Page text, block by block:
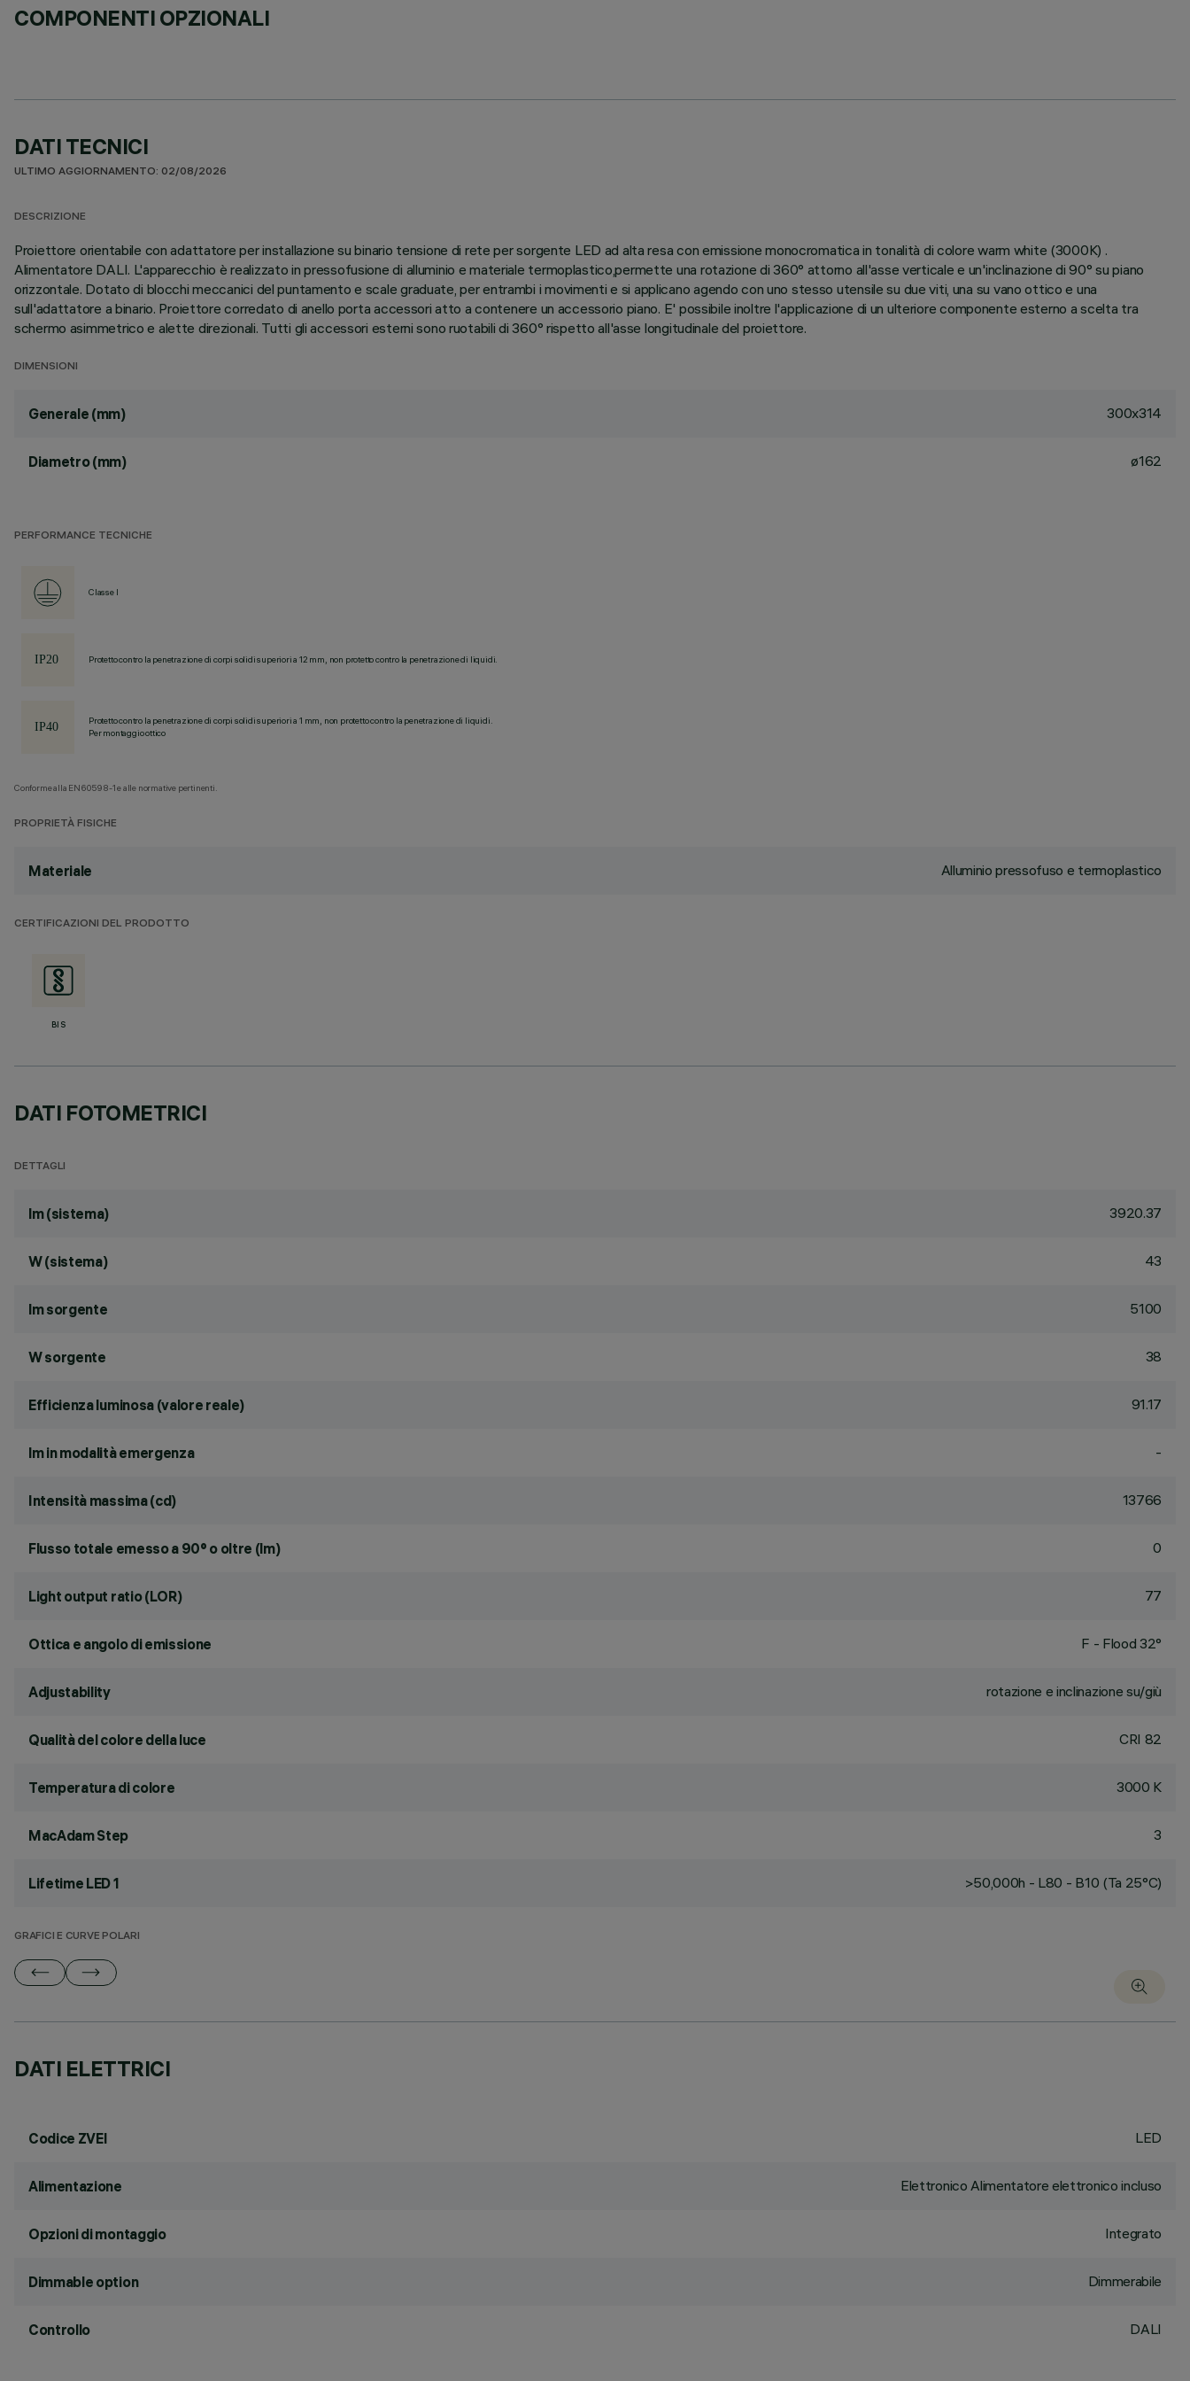
COMPONENTI OPZIONALI
DATI TECNICI
ULTIMO AGGIORNAMENTO: 02/08/2026
DESCRIZIONE
Proiettore orientabile con adattatore per installazione su binario tensione di rete per sorgente LED ad alta resa con emissione monocromatica in tonalità di colore warm white (3000K) .
Alimentatore DALI. L'apparecchio è realizzato in pressofusione di alluminio e materiale termoplastico,permette una rotazione di 360° attorno all'asse verticale e un'inclinazione di 90° su piano
orizzontale. Dotato di blocchi meccanici del puntamento e scale graduate, per entrambi i movimenti e si applicano agendo con uno stesso utensile su due viti, una su vano ottico e una
sull'adattatore a binario. Proiettore corredato di anello porta accessori atto a contenere un accessorio piano. E' possibile inoltre l'applicazione di un ulteriore componente esterno a scelta tra
schermo asimmetrico e alette direzionali. Tutti gli accessori esterni sono ruotabili di 360° rispetto all'asse longitudinale del proiettore.
DIMENSIONI
Generale (mm) 300x314
Diametro (mm) ø162
PERFORMANCE TECNICHE
Classe I
Protetto contro la penetrazione di corpi solidi superiori a 12 mm, non protetto contro la penetrazione di liquidi.
Protetto contro la penetrazione di corpi solidi superiori a 1 mm, non protetto contro la penetrazione di liquidi.
Per montaggio ottico
Conforme alla EN60598-1 e alle normative pertinenti.
PROPRIETÀ FISICHE
Materiale Alluminio pressofuso e termoplastico
CERTIFICAZIONI DEL PRODOTTO
BIS
DATI FOTOMETRICI
DETTAGLI
lm (sistema) 3920.37
W (sistema) 43
lm sorgente 5100
W sorgente 38
Efficienza luminosa (valore reale) 91.17
lm in modalità emergenza -
Intensità massima (cd) 13766
Flusso totale emesso a 90° o oltre (lm) 0
Light output ratio (LOR) 77
Ottica e angolo di emissione F - Flood 32°
Adjustability rotazione e inclinazione su/giù
Qualità del colore della luce CRI 82
Temperatura di colore 3000 K
MacAdam Step 3
Lifetime LED 1 >50,000h - L80 - B10 (Ta 25°C)
GRAFICI E CURVE POLARI
DATI ELETTRICI
Codice ZVEI LED
Alimentazione Elettronico Alimentatore elettronico incluso
Opzioni di montaggio Integrato
Dimmable option Dimmerabile
Controllo DALI